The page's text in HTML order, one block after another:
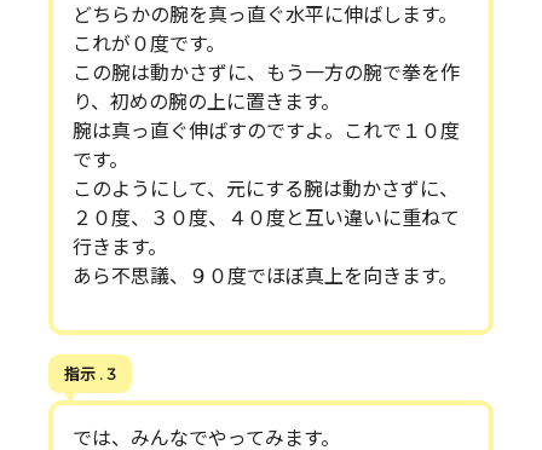
どちらかの腕を真っ直ぐ水平に伸ばします。
これが０度です。
この腕は動かさずに、もう一方の腕で拳を作
り、初めの腕の上に置きます。
腕は真っ直ぐ伸ばすのですよ。これで１０度
です。
このようにして、元にする腕は動かさずに、
２０度、３０度、４０度と互い違いに重ねて
行きます。
あら不思議、９０度でほぼ真上を向きます。
指示 . 3
では、みんなでやってみます。